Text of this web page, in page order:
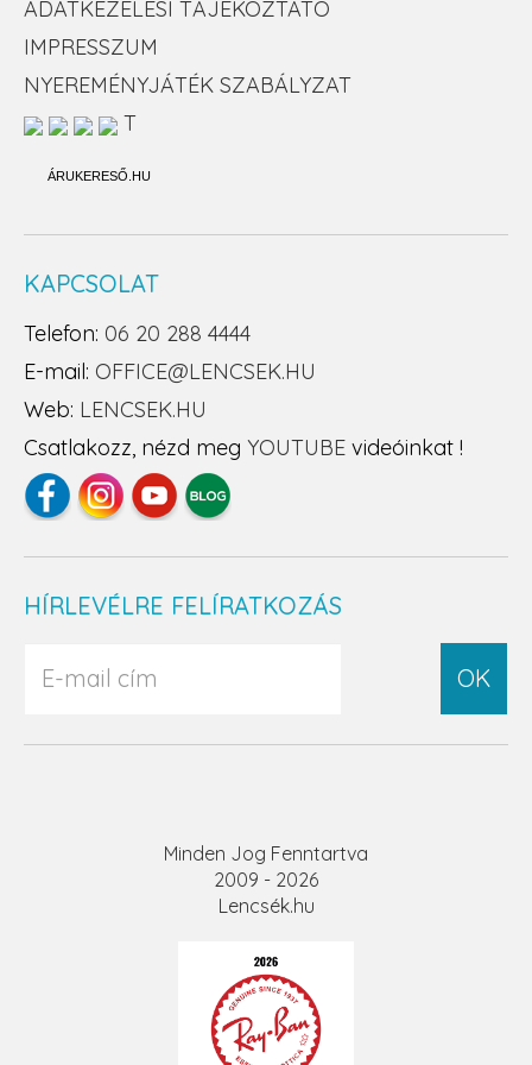
ADATKEZELÉSI TÁJÉKOZTATÓ
IMPRESSZUM
NYEREMÉNYJÁTÉK SZABÁLYZAT
T
ÁRUKERESŐ.HU
KAPCSOLAT
Telefon: 06 20 288 4444
E-mail: OFFICE@LENCSEK.HU
Web: LENCSEK.HU
Csatlakozz, nézd meg YOUTUBE videóinkat !
HÍRLEVÉLRE FELÍRATKOZÁS
OK
Minden Jog Fenntartva
2009 - 2026
Lencsék.hu